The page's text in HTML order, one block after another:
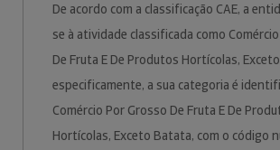
De acordo com a classificação CAE, a
se à atividade classificada como
De Fruta E De Produtos Hortícolas,
especificamente, a sua categoria é
Comércio Por Grosso De Fruta E De
Hortícolas, Exceto Batata, com o código